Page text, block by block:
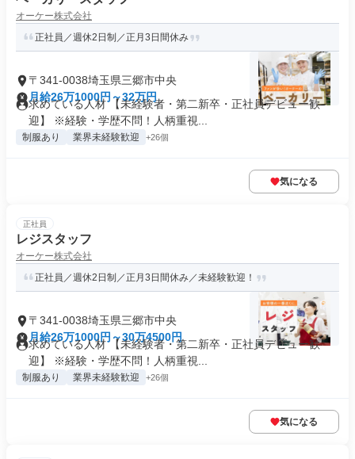
オーケー株式会社
正社員／週休2日制／正月3日間休み
〒341-0038埼玉県三郷市中央
月給26万1000円～32万円
求めている人材 【未経験者・第二新卒・正社員デビュー歓
迎】 ※経験・学歴不問！人柄重視...
制服あり 業界未経験歓迎 +26個
気になる
正社員
レジスタッフ
オーケー株式会社
正社員／週休2日制／正月3日間休み／未経験歓迎！
〒341-0038埼玉県三郷市中央
月給26万1000円～30万4500円
求めている人材 【未経験者・第二新卒・正社員デビュー歓
迎】 ※経験・学歴不問！人柄重視...
制服あり 業界未経験歓迎 +26個
気になる